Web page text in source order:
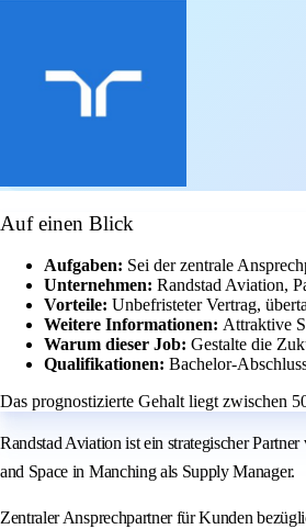
Auf einen Blick
Aufgaben: Sei der zentrale
Unternehmen: Randstad Aviation,
Vorteile: Unbefristeter Vertrag,
Weitere Informationen: Attraktive
Warum dieser Job: Gestalte die
Qualifikationen: Bachelor-
Das prognostizierte Gehalt liegt zwischen
Randstad Aviation ist ein strategischer
and Space in Manching als Supply Manager.
Zentraler Ansprechpartner für Kunden